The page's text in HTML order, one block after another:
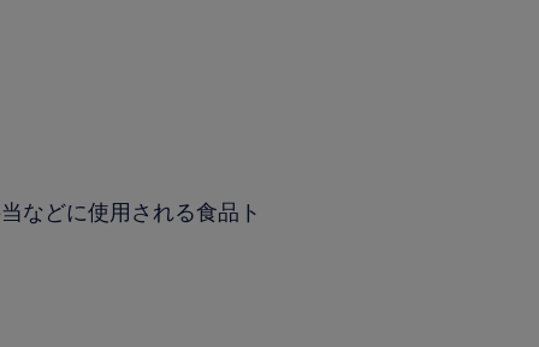
などに使用される食品ト